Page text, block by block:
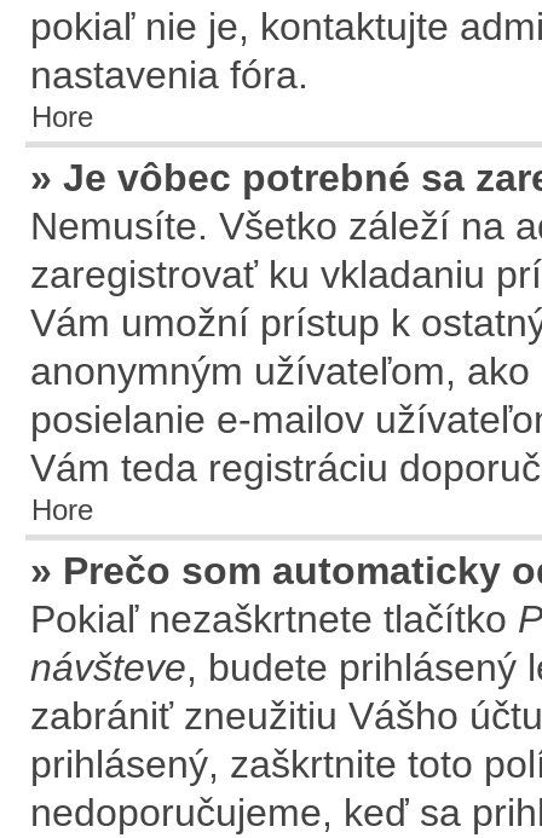
pokiaľ nie je, kontaktujte
nastavenia fóra.
Hore
» Je vôbec potrebné sa
Nemusíte. Všetko záleží na
zaregistrovať ku vkladaniu
Vám umožní prístup k
anonymným užívateľom,
posielanie e-mailov
Vám teda registráciu
Hore
» Prečo som automaticky
Pokiaľ nezaškrtnete tlačítko
návšteve, budete prihlásený
zabrániť zneužitiu Vášho
prihlásený, zaškrtnite toto
nedoporučujeme, keď sa